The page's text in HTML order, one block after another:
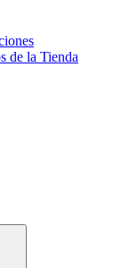
de la Tienda